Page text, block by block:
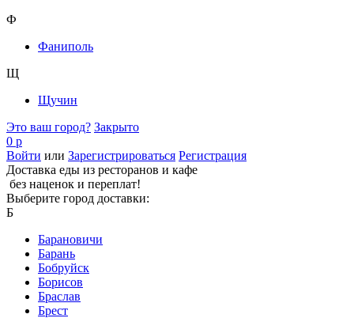
Ф
Фаниполь
Щ
Щучин
Это ваш город? Закрыто
0 р
Войти или Зарегистрироваться Регистрация
Доставка еды из ресторанов и кафе
без наценок и переплат!
Выберите город доставки:
Б
Барановичи
Барань
Бобруйск
Борисов
Браслав
Брест